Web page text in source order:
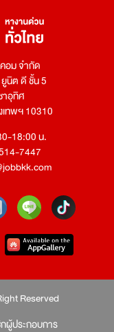
อม จำกัด
ยูนิต ดี ชั้น 5
าอุทิศ
เทพฯ 10310
18:00 น.
7447
Reserved
กผู้ประกอบการ